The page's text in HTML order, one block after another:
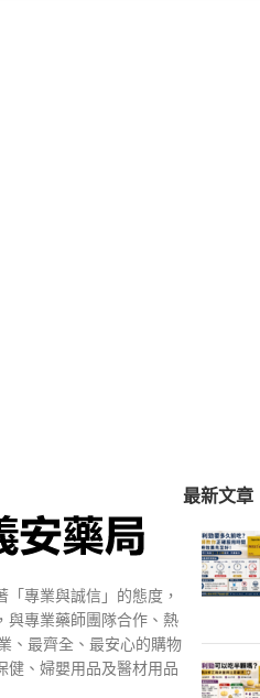
專業與誠信」的態度，
與專業藥師團隊合作、熱
、最齊全、最安心的購物
健、婦嬰用品及醫材用品
最新文章